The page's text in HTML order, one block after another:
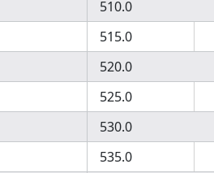
510.0
515.0
520.0
525.0
530.0
535.0